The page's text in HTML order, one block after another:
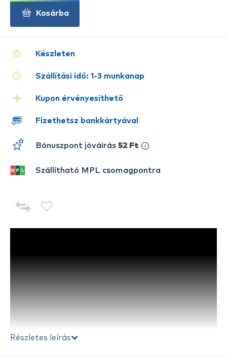
Részletes leírás
Készleten
Szállítási idő: 1-3 munkanap
Kupon érvényesíthető
Fizethetsz bankkártyával
Bónuszpont jóváírás 52 Ft
Szállítható MPL csomagpontra
Kosárba